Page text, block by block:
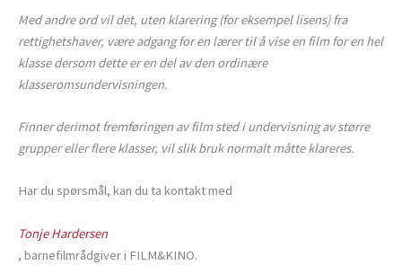
Med andre ord vil det, uten klarering (for eksempel lisens) fra
rettighetshaver, være adgang for en lærer til å vise en film for en hel
klasse dersom dette er en del av den ordinære
klasseromsundervisningen.
Finner derimot fremføringen av film sted i undervisning av større
grupper eller flere klasser, vil slik bruk normalt måtte klareres.
Har du spørsmål, kan du ta kontakt med
Tonje Hardersen
, barnefilmrådgiver i FILM&KINO.